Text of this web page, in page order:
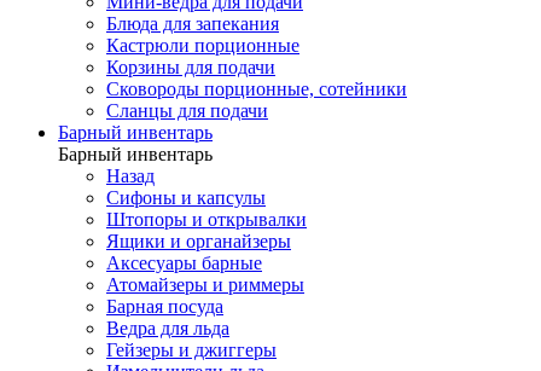
Блюда для запекания
Кастрюли порционные
Корзины для подачи
Сковороды порционные, сотейники
Сланцы для подачи
Барный инвентарь
Барный инвентарь
Назад
Сифоны и капсулы
Штопоры и открывалки
Ящики и органайзеры
Аксесуары барные
Атомайзеры и риммеры
Барная посуда
Ведра для льда
Гейзеры и джиггеры